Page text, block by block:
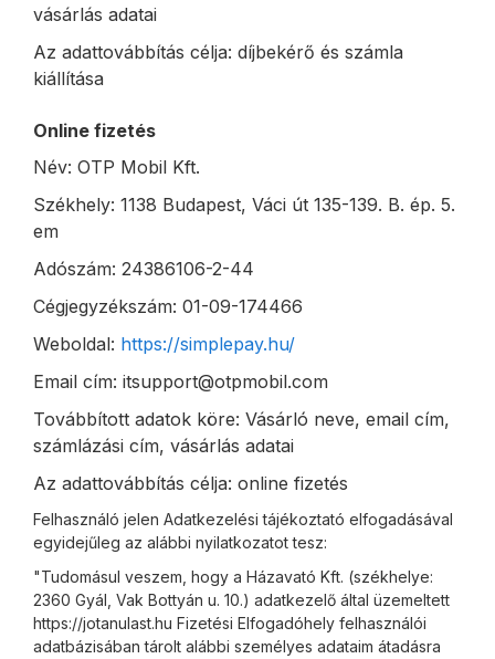
vásárlás adatai
Az adattovábbítás célja: díjbekérő és számla
kiállítása
Online fizetés
Név: OTP Mobil Kft.
Székhely: 1138 Budapest, Váci út 135-139. B. ép. 5.
em
Adószám: 24386106-2-44
Cégjegyzékszám: 01-09-174466
Weboldal: https://simplepay.hu/
Email cím: itsupport@otpmobil.com
Továbbított adatok köre: Vásárló neve, email cím,
számlázási cím, vásárlás adatai
Az adattovábbítás célja: online fizetés
Felhasználó jelen Adatkezelési tájékoztató elfogadásával
egyidejűleg az alábbi nyilatkozatot tesz:
"Tudomásul veszem, hogy a Házavató Kft. (székhelye:
2360 Gyál, Vak Bottyán u. 10.) adatkezelő által üzemeltett
https://jotanulast.hu Fizetési Elfogadóhely felhasználói
adatbázisában tárolt alábbi személyes adataim átadásra